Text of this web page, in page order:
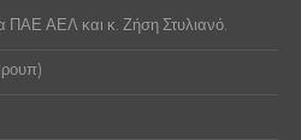
ΑΕΛ και κ. Ζήση Στυλιανό.